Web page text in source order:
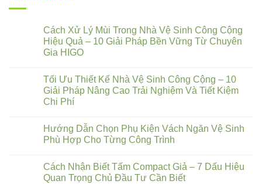
Cách Xử Lý Mùi Trong Nhà Vệ Sinh Công Cộng
Hiệu Quả – 10 Giải Pháp Bền Vững Từ Chuyên
Gia HIGO
Tối Ưu Thiết Kế Nhà Vệ Sinh Công Cộng – 10
Giải Pháp Nâng Cao Trải Nghiệm Và Tiết Kiệm
Chi Phí
Hướng Dẫn Chọn Phụ Kiện Vách Ngăn Vệ Sinh
Phù Hợp Cho Từng Công Trình
Cách Nhận Biết Tấm Compact Giả – 7 Dấu Hiệu
Quan Trọng Chủ Đầu Tư Cần Biết